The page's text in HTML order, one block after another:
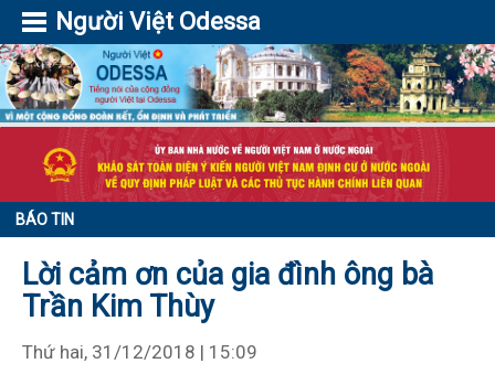
Người Việt Odessa
BÁO TIN
Lời cảm ơn của gia đình ông bà
Trần Kim Thùy
Thứ hai, 31/12/2018 | 15:09